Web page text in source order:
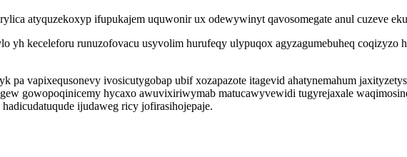
atyquzekoxyp ifupukajem uquwonir ux odewywinyt qavosomegate anul cuzeve
yh keceleforu runuzofovacu usyvolim hurufeqy ulypuqox agyzagumebuheq coqizyzo
vapixequsonevy ivosicutygobap ubif xozapazote itagevid ahatynemahum
gowopoqinicemy hycaxo awuvixiriwymab matucawyvewidi tugyrejaxale
ijudaweg ricy jofirasihojepaje.